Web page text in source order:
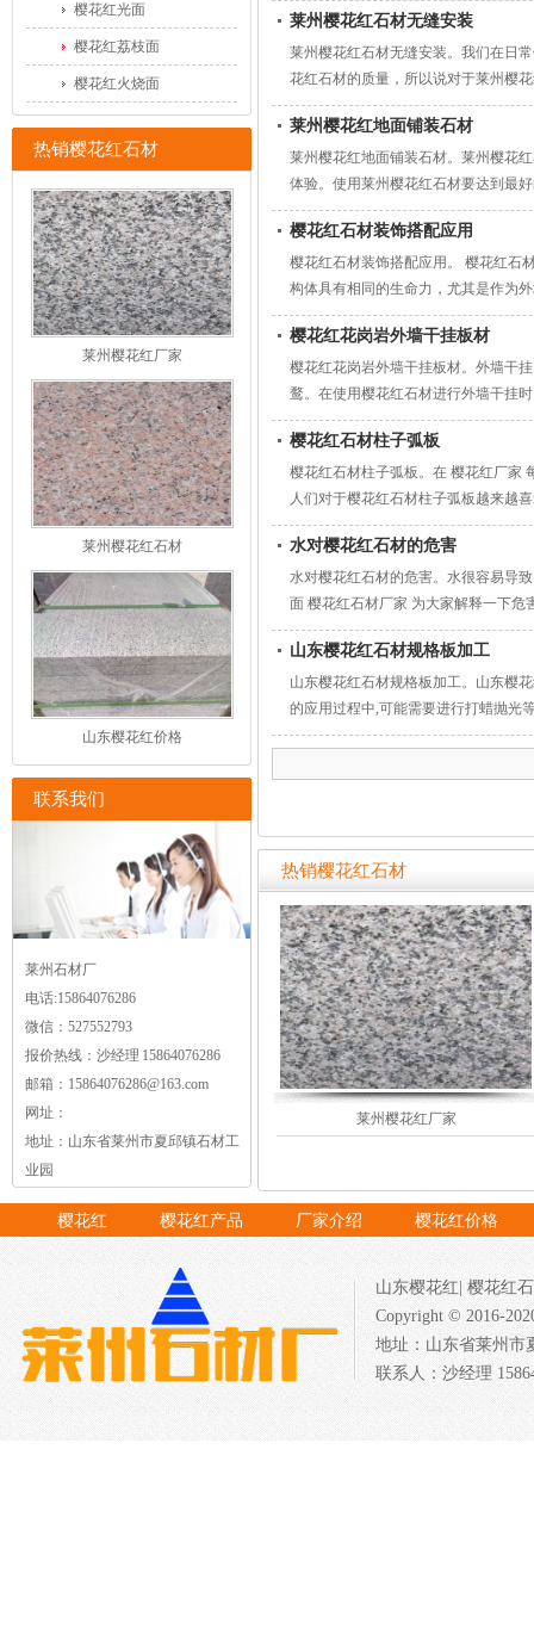
莱州樱花红石材无缝安装
莱州樱花红石材无缝安装。我们在日
花红石材的质量，所以说对于莱州樱
莱州樱花红地面铺装石材
莱州樱花红地面铺装石材。莱州樱花
体验。使用莱州樱花红石材要达到最
樱花红石材装饰搭配应用
樱花红石材装饰搭配应用。 樱花红石
构体具有相同的生命力，尤其是作为
樱花红花岗岩外墙干挂板材
樱花红花岗岩外墙干挂板材。外墙干
鹜。在使用樱花红石材进行外墙干挂
樱花红石材柱子弧板
樱花红石材柱子弧板。在 樱花红厂家
人们对于樱花红石材柱子弧板越来越
水对樱花红石材的危害
水对樱花红石材的危害。水很容易导
面 樱花红石材厂家 为大家解释一下危
山东樱花红石材规格板加工
山东樱花红石材规格板加工。山东樱
的应用过程中,可能需要进行打蜡抛光
热销樱花红石材
莱州樱花红厂家
樱花红光面
樱花红荔枝面
樱花红火烧面
热销樱花红石材
莱州樱花红厂家
莱州樱花红石材
山东樱花红价格
联系我们
莱州石材厂
电话:15864076286
微信：527552793
报价热线：沙经理 15864076286
邮箱：15864076286@163.com
网址：
地址：山东省莱州市夏邱镇石材工
业园
樱花红 樱花红产品 厂家介绍 樱花红价格
山东樱花红 |樱花红
Copyright © 2016-
地址：山东省莱州市
联系人：沙经理